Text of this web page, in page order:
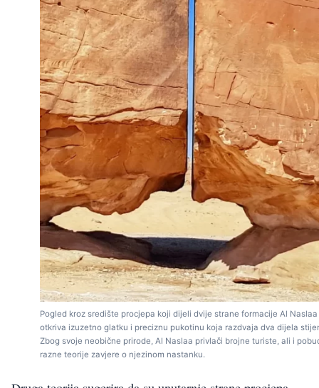
Pogled kroz središte procjepa koji dijeli dvije strane formacije Al Naslaa
otkriva izuzetno glatku i preciznu pukotinu koja razdvaja dva dijela
Zbog svoje neobične prirode, Al Naslaa privlači brojne turiste, ali i
razne teorije zavjere o njezinom nastanku.